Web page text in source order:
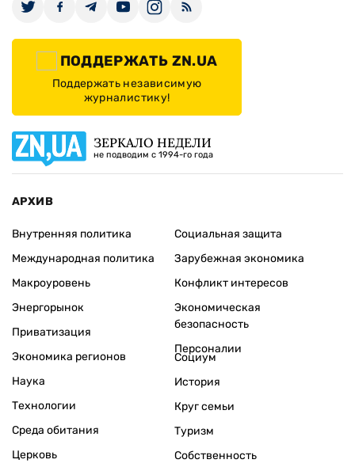
ПОДДЕРЖАТЬ ZN.UA
Поддержать независимую
журналистику!
ЗЕРКАЛО НЕДЕЛИ
не подводим с 1994-го года
АРХИВ
Внутренняя политика
Международная политика
Макроуровень
Энергорынок
Приватизация
Экономика регионов
Социальная защита
Зарубежная экономика
Конфликт интересов
Экономическая
безопасность
Персоналии
Наука
Технологии
Среда обитания
Церковь
Социум
История
Круг семьи
Туризм
Собственность